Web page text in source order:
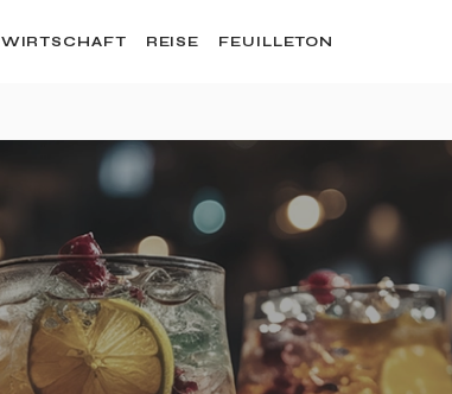
WIRTSCHAFT REISE FEUILLETON